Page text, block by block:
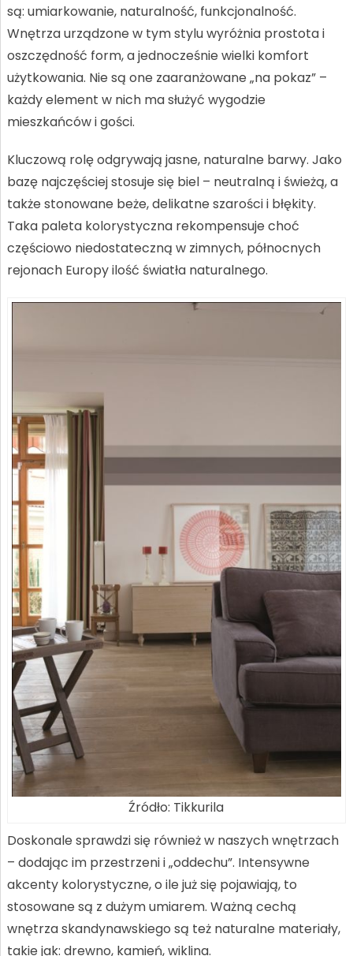
są: umiarkowanie, naturalność, funkcjonalność.
Wnętrza urządzone w tym stylu wyróżnia prostota i
oszczędność form, a jednocześnie wielki komfort
użytkowania. Nie są one zaaranżowane „na pokaz” –
każdy element w nich ma służyć wygodzie
mieszkańców i gości.
Kluczową rolę odgrywają jasne, naturalne barwy. Jako
bazę najczęściej stosuje się biel – neutralną i świeżą, a
także stonowane beże, delikatne szarości i błękity.
Taka paleta kolorystyczna rekompensuje choć
częściowo niedostateczną w zimnych, północnych
rejonach Europy ilość światła naturalnego.
Źródło: Tikkurila
Doskonale sprawdzi się również w naszych wnętrzach
– dodając im przestrzeni i „oddechu”. Intensywne
akcenty kolorystyczne, o ile już się pojawiają, to
stosowane są z dużym umiarem. Ważną cechą
wnętrza skandynawskiego są też naturalne materiały,
takie jak: drewno, kamień, wiklina.